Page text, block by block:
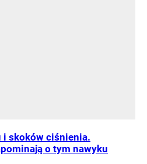
i skoków ciśnienia.
o tym nawyku